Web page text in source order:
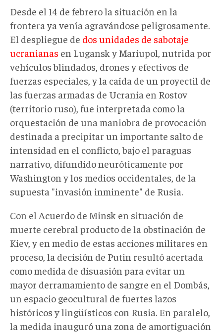
Desde el 14 de febrero la situación en la
frontera ya venía agravándose peligrosamente.
El despliegue de dos unidades de sabotaje
ucranianas en Lugansk y Mariupol, nutrida por
vehículos blindados, drones y efectivos de
fuerzas especiales, y la caída de un proyectil de
las fuerzas armadas de Ucrania en Rostov
(territorio ruso), fue interpretada como la
orquestación de una maniobra de provocación
destinada a precipitar un importante salto de
intensidad en el conflicto, bajo el paraguas
narrativo, difundido neuróticamente por
Washington y los medios occidentales, de la
supuesta "invasión inminente" de Rusia.
Con el Acuerdo de Minsk en situación de
muerte cerebral producto de la obstinación de
Kiev, y en medio de estas acciones militares en
proceso, la decisión de Putin resultó acertada
como medida de disuasión para evitar un
mayor derramamiento de sangre en el Dombás,
un espacio geocultural de fuertes lazos
históricos y lingüísticos con Rusia. En paralelo,
la medida inauguró una zona de amortiguación